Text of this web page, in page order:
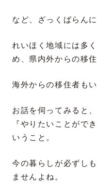
など、ざっくばらん
れいほく地域には多
め、県内外からの移
海外からの移住者も
お話を伺ってみると
『やりたいことがで
いうこと。
今の暮らしが必ずし
ませんよね。